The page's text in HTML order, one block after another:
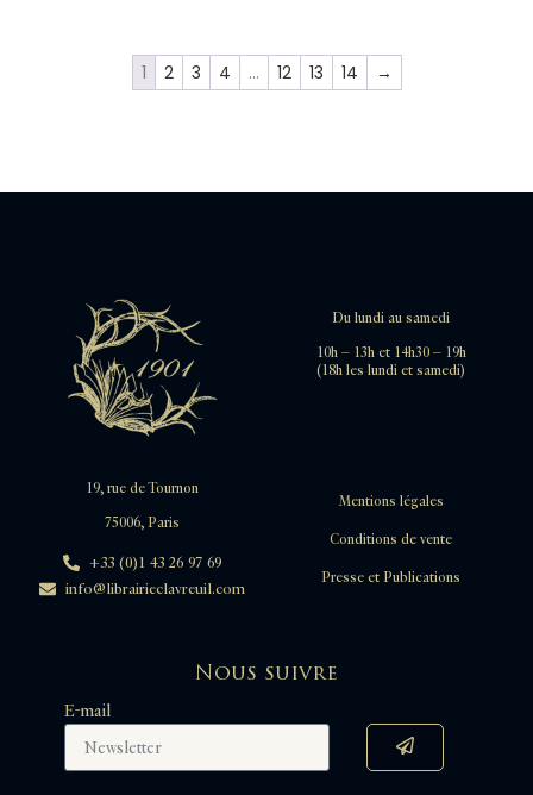
1 2 3 4 … 12 13 14 →
Du lundi au samedi
10h – 13h et 14h30 – 19h
(18h les lundi et samedi)
19, rue de Tournon
75006, Paris
+33 (0)1 43 26 97 69
info@librairieclavreuil.com
Mentions légales
Conditions de vente
Presse et Publications
Nous suivre
E-mail